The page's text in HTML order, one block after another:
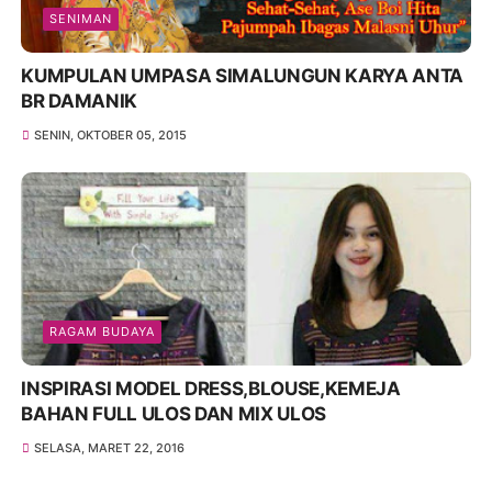
SENIMAN
KUMPULAN UMPASA SIMALUNGUN KARYA ANTA
BR DAMANIK
SENIN, OKTOBER 05, 2015
RAGAM BUDAYA
INSPIRASI MODEL DRESS,BLOUSE,KEMEJA
BAHAN FULL ULOS DAN MIX ULOS
SELASA, MARET 22, 2016